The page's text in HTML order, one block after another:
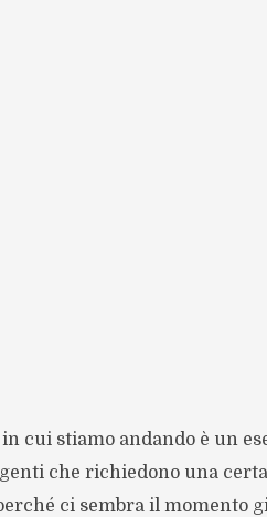
cui stiamo andando è un
che richiedono una
ci sembra il momento